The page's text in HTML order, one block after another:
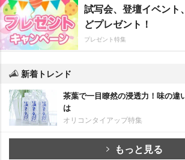
試写会、登壇イベント
どプレゼント！
プレゼント特集
新着トレンド
茶葉で一目瞭然の浸透力！味の違
は
オリコンタイアップ特集
もっと見る